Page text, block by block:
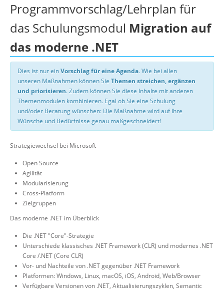
Programmvorschlag/Lehrplan für
das Schulungsmodul Migration auf
das moderne .NET
Dies ist nur einVorschlag für eine Agenda. Wie bei allen
unseren Maßnahmen können Sie Themen streichen, ergänzen
und priorisieren. Zudem können Sie diese Inhalte mit anderen
Themenmodulen kombinieren. Egal ob Sie eine Schulung
und/oder Beratung wünschen: Die Maßnahme wird auf Ihre
Wünsche und Bedürfnisse genau maßgeschneidert!
Strategiewechsel bei Microsoft
Open Source
Agilität
Modularisierung
Cross-Platform
Zielgruppen
Das moderne .NET im Überblick
Die .NET "Core"-Strategie
Unterschiede klassisches .NET Framework (CLR) und modernes .NET
Core /.NET (Core CLR)
Vor- und Nachteile von .NET gegenüber .NET Framework
Platformen: Windows, Linux, macOS, iOS, Android, Web/Browser
Verfügbare Versionen von .NET, Aktualisierungszyklen, Semantic